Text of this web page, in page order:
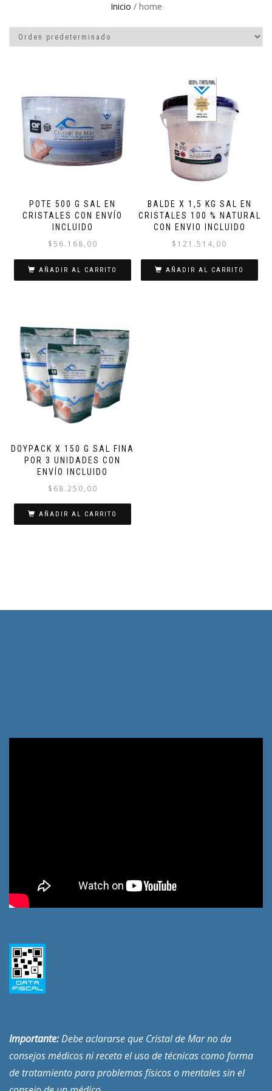
Inicio / home
POTE 500 G SAL EN
CRISTALES CON ENVÍO
INCLUIDO
$56.168,00
AÑADIR AL CARRITO
BALDE X 1,5 KG SAL EN
CRISTALES 100 % NATURAL
CON ENVIO INCLUIDO
$ 121.514,00
AÑADIR AL CARRITO
DOYPACK X 150 G SAL FINA
POR 3 UNIDADES CON
ENVÍO INCLUIDO
$ 68.250,00
AÑADIR AL CARRITO
Importante:Debe aclararse que Cristal de Mar no da
consejos médicos ni receta el uso de técnicas como forma
de tratamiento para problemas físicos o mentales sin el